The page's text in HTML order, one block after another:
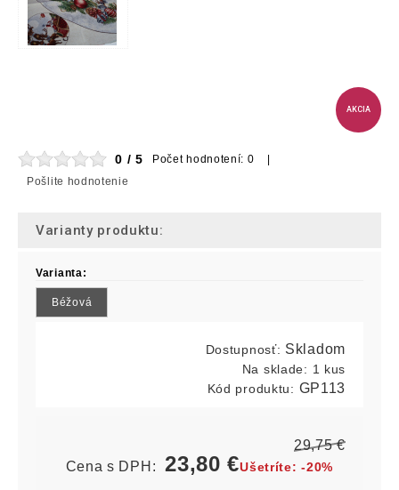
AKCIA
0 / 5
Počet hodnotení: 0 |
Pošlite hodnotenie
Varianty produktu:
Varianta:
Béžová
Dostupnosť: Skladom
Na sklade: 1 kus
Kód produktu: GP113
29,75€
Cena s DPH:
23,80€Ušetríte: -20%